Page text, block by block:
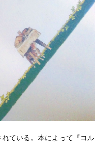
ている。本によって『コル